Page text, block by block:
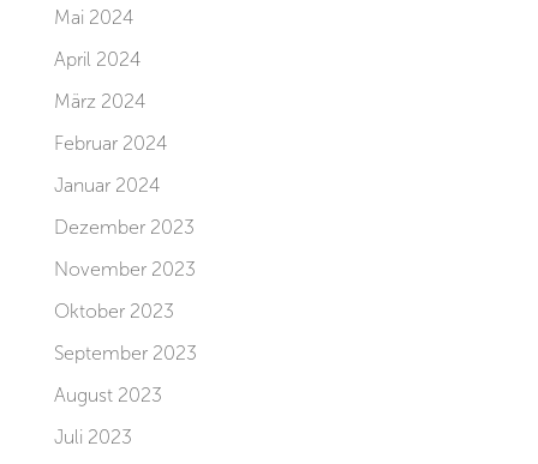
Mai 2024
April 2024
März 2024
Februar 2024
Januar 2024
Dezember 2023
November 2023
Oktober 2023
September 2023
August 2023
Juli 2023